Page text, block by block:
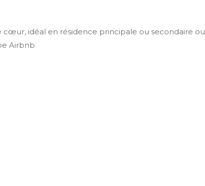
cœur, idéal en résidence principale ou secondaire ou
Airbnb